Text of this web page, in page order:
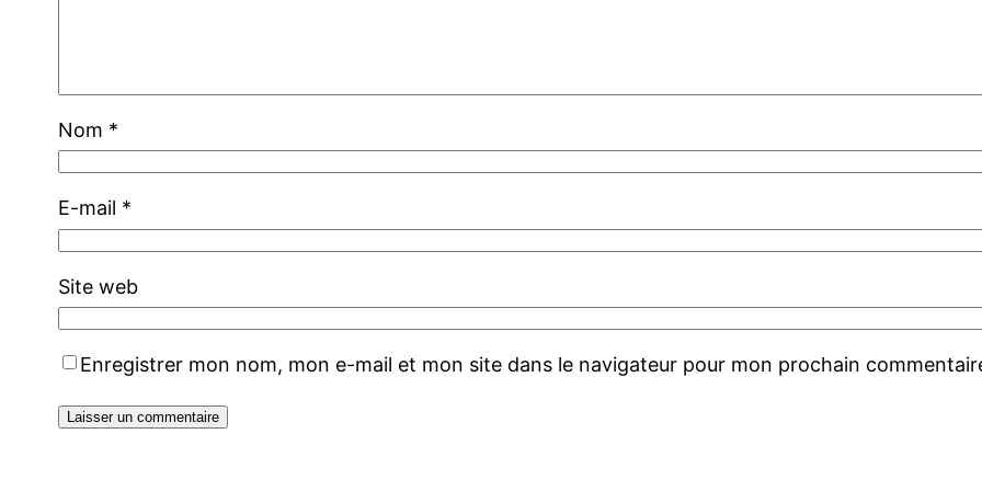
Nom *
E-mail *
Site web
Enregistrer mon nom, mon e-mail et mon site dans le navigateur pour mon prochain